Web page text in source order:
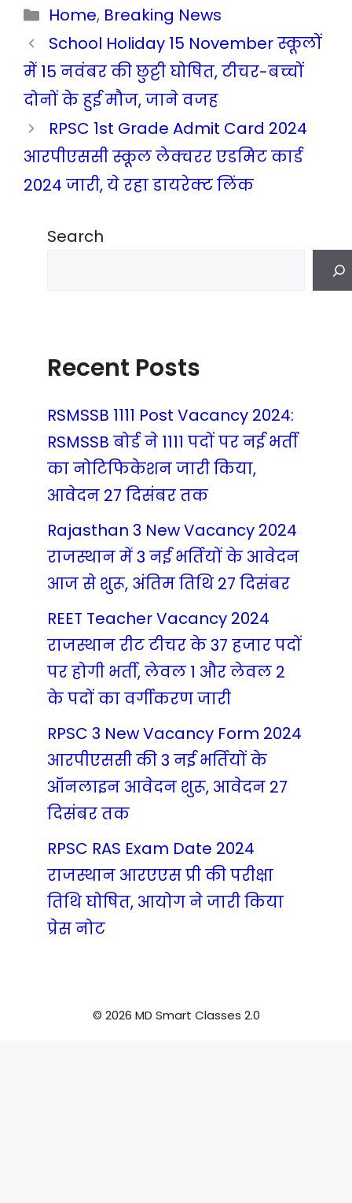
Categories
Home, Breaking News
School Holiday 15 November स्कूलों
में 15 नवंबर की छुट्टी घोषित, टीचर-बच्चों
दोनों के हुई मौज, जाने वजह
RPSC 1st Grade Admit Card 2024
आरपीएससी स्कूल लेक्चरर एडमिट कार्ड
2024 जारी, ये रहा डायरेक्ट लिंक
Search
Recent Posts
RSMSSB 1111 Post Vacancy 2024:
RSMSSB बोर्ड ने 1111 पदों पर नई भर्ती
का नोटिफिकेशन जारी किया,
आवेदन 27 दिसंबर तक
Rajasthan 3 New Vacancy 2024
राजस्थान में 3 नई भर्तियों के आवेदन
आज से शुरू, अंतिम तिथि 27 दिसंबर
REET Teacher Vacancy 2024
राजस्थान रीट टीचर के 37 हजार पदों
पर होगी भर्ती, लेवल 1 और लेवल 2
के पदों का वर्गीकरण जारी
RPSC 3 New Vacancy Form 2024
आरपीएससी की 3 नई भर्तियों के
ऑनलाइन आवेदन शुरू, आवेदन 27
दिसंबर तक
RPSC RAS Exam Date 2024
राजस्थान आरएएस प्री की परीक्षा
तिथि घोषित, आयोग ने जारी किया
प्रेस नोट
© 2026 MD Smart Classes 2.0